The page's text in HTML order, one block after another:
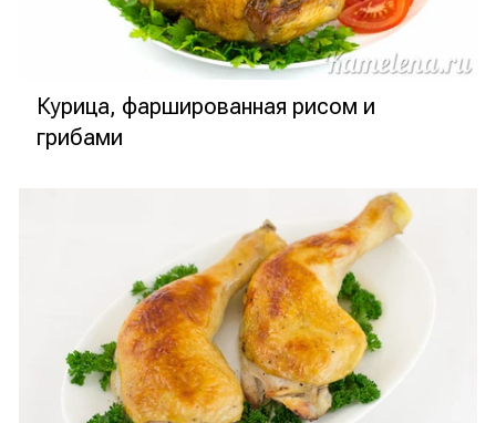
Курица, фаршированная рисом и
грибами